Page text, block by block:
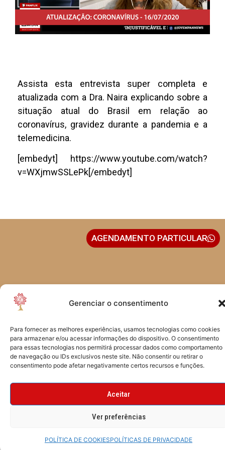
Gerenciar o consentimento
Para fornecer as melhores experiências, usamos tecnologias como cookies
para armazenar e/ou acessar informações do dispositivo. O consentimento
para essas tecnologias nos permitirá processar dados como comportamento
de navegação ou IDs exclusivos neste site. Não consentir ou retirar o
consentimento pode afetar negativamente certos recursos e funções.
Aceitar
Ver preferências
POLÍTICA DE COOKIESPOLÍTICAS DE PRIVACIDADE
Assista esta entrevista super completa e
atualizada com a Dra. Naira explicando sobre a
situação atual do Brasil em relação ao
coronavírus, gravidez durante a pandemia e a
telemedicina.
[embedyt] https://www.youtube.com/watch?
v=WXjmwSSLePk[/embedyt]
São Paulo - SP - Brasil
AGENDAMENTO PARTICULAR